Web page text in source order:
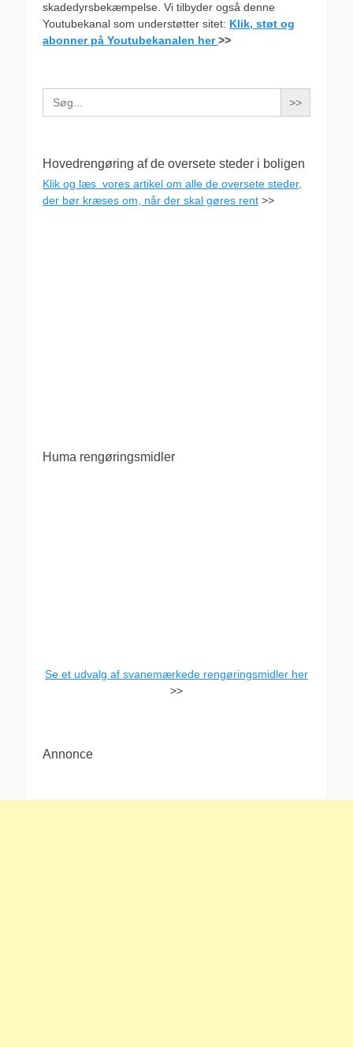
skadedyrsbekæmpelse. Vi tilbyder også denne
Youtubekanal som understøtter sitet: Klik, støt og
abonner på Youtubekanalen her>>
Search
for:
Hovedrengøring af de oversete steder i boligen
Klik og læs vores artikel om alle de oversete steder,
der bør kræses om, når der skal gøres rent >>
Huma rengøringsmidler
Se et udvalg af svanemærkede rengøringsmidler her
>>
Annonce